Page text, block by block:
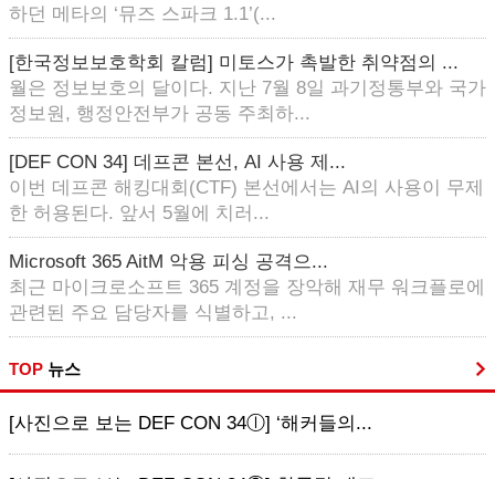
하던 메타의 ‘뮤즈 스파크 1.1’(...
[한국정보보호학회 칼럼] 미토스가 촉발한 취약점의 ...
월은 정보보호의 달이다. 지난 7월 8일 과기정통부와 국가
정보원, 행정안전부가 공동 주최하...
[DEF CON 34] 데프콘 본선, AI 사용 제...
이번 데프콘 해킹대회(CTF) 본선에서는 AI의 사용이 무제
한 허용된다. 앞서 5월에 치러...
Microsoft 365 AitM 악용 피싱 공격으...
최근 마이크로소프트 365 계정을 장악해 재무 워크플로에
관련된 주요 담당자를 식별하고, ...
TOP 뉴스
[사진으로 보는 DEF CON 34ⓛ] ‘해커들의...